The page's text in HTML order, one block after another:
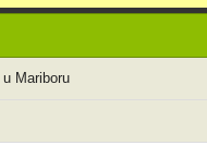
Mariboru